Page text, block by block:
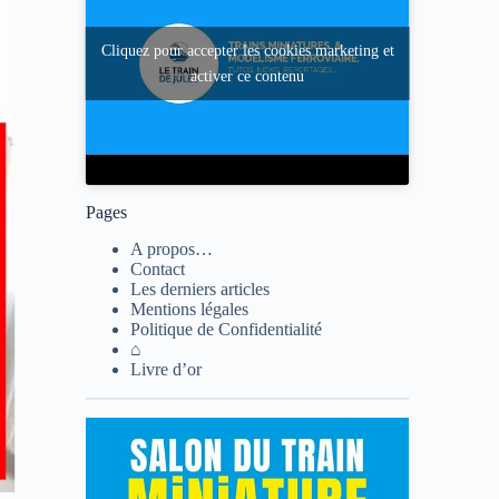
Cliquez pour accepter les cookies marketing et
activer ce contenu
Pages
A propos…
Contact
Les derniers articles
Mentions légales
Politique de Confidentialité
⌂
Livre d’or